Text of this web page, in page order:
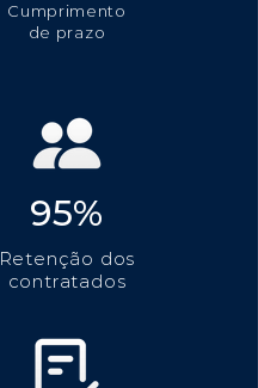
Cumprimento
de prazo
95%
Retenção dos
contratados